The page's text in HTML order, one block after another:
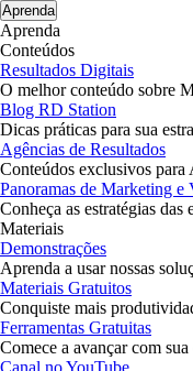
Aprenda
Aprenda
Conteúdos
Resultados Digitais
O melhor conteúdo sobre
Blog RD Station
Dicas práticas para sua
Agências de Resultados
Conteúdos exclusivos
Panoramas de Marketing e
Conheça as estratégias das
Materiais
Demonstrações
Aprenda a usar nossas
Materiais Gratuitos
Conquiste mais
Ferramentas Gratuitas
Comece a avançar com sua
Canal no YouTube